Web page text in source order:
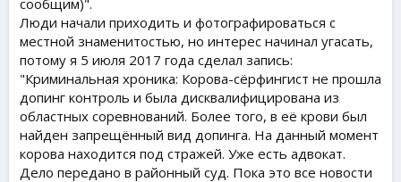
сообщим)".
Люди начали приходить и фотографироваться с
местной знаменитостью, но интерес начинал угасать,
потому я 5 июля 2017 года сделал запись:
"Криминальная хроника: Корова-сёрфингист не прошла
допинг контроль и была дисквалифицирована из
областных соревнований. Более того, в её крови был
найден запрещённый вид допинга. На данный момент
корова находится под стражей. Уже есть адвокат.
Дело передано в районный суд. Пока это все новости